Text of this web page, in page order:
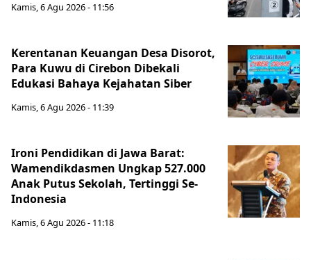
Kamis, 6 Agu 2026 - 11:56
Kerentanan Keuangan Desa Disorot,
Para Kuwu di Cirebon Dibekali
Edukasi Bahaya Kejahatan Siber
Kamis, 6 Agu 2026 - 11:39
Ironi Pendidikan di Jawa Barat:
Wamendikdasmen Ungkap 527.000
Anak Putus Sekolah, Tertinggi Se-
Indonesia
Kamis, 6 Agu 2026 - 11:18